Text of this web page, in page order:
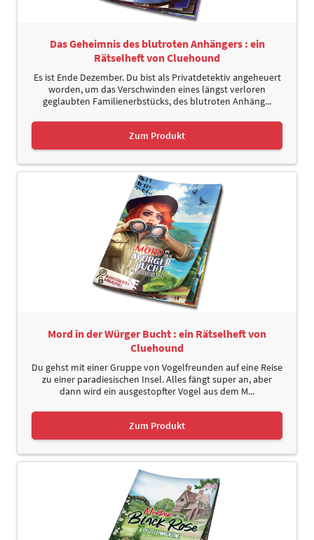
Das Geheimnis des blutroten Anhängers : ein
Rätselheft von Cluehound
Es ist Ende Dezember. Du bist als Privatdetektiv angeheuert
worden, um das Verschwinden eines längst verloren
geglaubten Familienerbstücks, des blutroten Anhäng...
Zum Produkt
Mord in der Würger Bucht : ein Rätselheft von
Cluehound
Du gehst mit einer Gruppe von Vogelfreunden auf eine Reise
zu einer paradiesischen Insel. Alles fängt super an, aber
dann wird ein ausgestopfter Vogel aus dem M...
Zum Produkt